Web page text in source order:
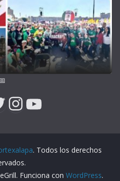
Instagram
YouTube
. Todos los derechos
Funciona con WordPress.